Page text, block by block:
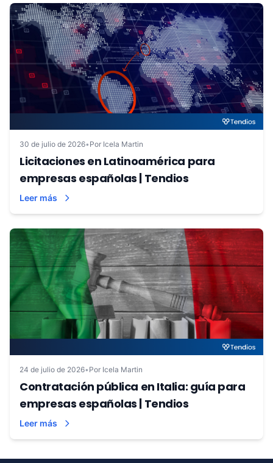
30 de julio de 2026• Por Icela Martin
Licitaciones en Latinoamérica para
empresas españolas | Tendios
Leer más
24 de julio de 2026• Por Icela Martin
Contratación pública en Italia: guía para
empresas españolas | Tendios
Leer más